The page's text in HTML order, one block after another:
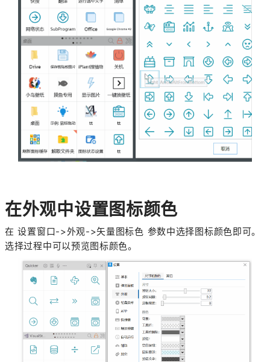
在外观中设置图标颜色
在 设置窗口->外观->矢量图标色 参数中选择图标颜色即可。
选择过程中可以预览图标颜色。